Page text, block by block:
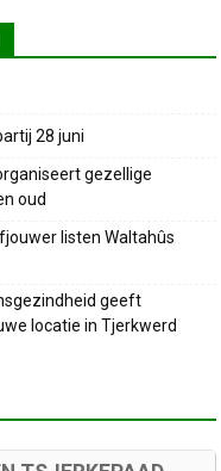
28 juni
gezellige
oud
listen Waltahûs
geeft
locatie in Tjerkwerd